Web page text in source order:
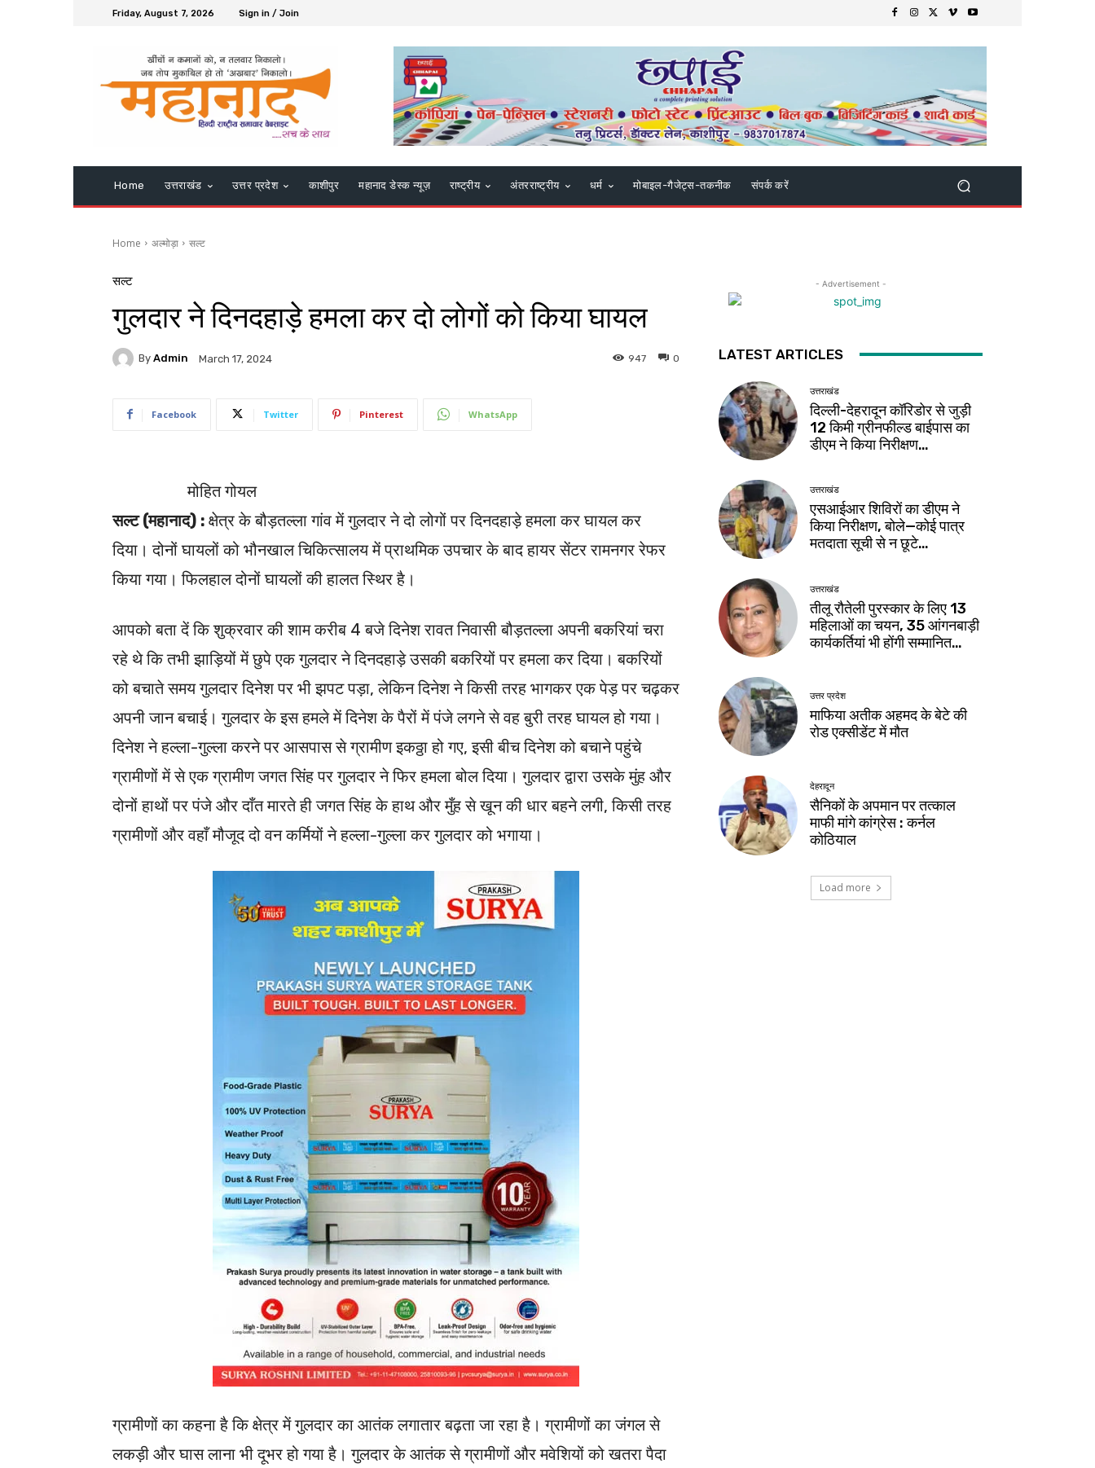
Friday, August 7, 2026 Sign in / Join
Home उत्तराखंड उत्तर प्रदेश काशीपुर महानाद डेस्क न्यूज़ राष्ट्रीय अंतरराष्ट्रीय धर्म मोबाइल-गैजेट्स-तकनीक संपर्क करें
Home अल्मोड़ा सल्ट
सल्ट
गुलदार ने दिनदहाड़े हमला कर दो लोगों को किया घायल
By Admin March 17, 2024 0
947
Facebook Twitter Pinterest WhatsApp
मोहित गोयल
सल्ट (महानाद) : क्षेत्र के बौड़तल्ला गांव में गुलदार ने दो लोगों पर दिनदहाड़े हमला कर घायल कर
दिया। दोनों घायलों को भौनखाल चिकित्सालय में प्राथमिक उपचार के बाद हायर सेंटर रामनगर रेफर
किया गया। फिलहाल दोनों घायलों की हालत स्थिर है।
आपको बता दें कि शुक्रवार की शाम करीब 4 बजे दिनेश रावत निवासी बौड़तल्ला अपनी बकरियां चरा
रहे थे कि तभी झाड़ियों में छुपे एक गुलदार ने दिनदहाड़े उसकी बकरियों पर हमला कर दिया। बकरियों
को बचाते समय गुलदार दिनेश पर भी झपट पड़ा, लेकिन दिनेश ने किसी तरह भागकर एक पेड़ पर चढ़कर
अपनी जान बचाई। गुलदार के इस हमले में दिनेश के पैरों में पंजे लगने से वह बुरी तरह घायल हो गया।
दिनेश ने हल्ला-गुल्ला करने पर आसपास से ग्रामीण इकठ्ठा हो गए, इसी बीच दिनेश को बचाने पहुंचे
ग्रामीणों में से एक ग्रामीण जगत सिंह पर गुलदार ने फिर हमला बोल दिया। गुलदार द्वारा उसके मुंह और
दोनों हाथों पर पंजे और दाँत मारते ही जगत सिंह के हाथ और मुँह से खून की धार बहने लगी, किसी तरह
ग्रामीणों और वहाँ मौजूद दो वन कर्मियों ने हल्ला-गुल्ला कर गुलदार को भगाया।
ग्रामीणों का कहना है कि क्षेत्र में गुलदार का आतंक लगातार बढ़ता जा रहा है। ग्रामीणों का जंगल से
लकड़ी और घास लाना भी दूभर हो गया है। गुलदार के आतंक से ग्रामीणों और मवेशियों को खतरा पैदा
- Advertisement -
LATEST ARTICLES
उत्तराखंड
दिल्ली-देहरादून कॉरिडोर से जुड़ी
12 किमी ग्रीनफील्ड बाईपास का
डीएम ने किया निरीक्षण…
उत्तराखंड
एसआईआर शिविरों का डीएम ने
किया निरीक्षण, बोले—कोई पात्र
मतदाता सूची से न छूटे…
उत्तराखंड
तीलू रौतेली पुरस्कार के लिए 13
महिलाओं का चयन, 35 आंगनबाड़ी
कार्यकर्तियां भी होंगी सम्मानित…
उत्तर प्रदेश
माफिया अतीक अहमद के बेटे की
रोड एक्सीडेंट में मौत
देहरादून
सैनिकों के अपमान पर तत्काल
माफी मांगे कांग्रेस : कर्नल
कोठियाल
Load more